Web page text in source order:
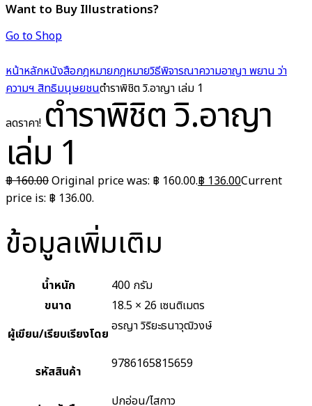
Want to Buy Illustrations?
Go to Shop
หน้าหลักหนังสือกฎหมายกฎหมายวิธีพิจารณาความอาญา พยาน ว่า
ความฯ สิทธิมนุษยชนตำราพิชิต วิ.อาญา เล่ม 1
ลดราคา! ตำราพิชิต วิ.อาญา
เล่ม 1
฿160.00Original price was: ฿ 160.00.฿ 136.00Current
price is: ฿ 136.00.
ข้อมูลเพิ่มเติม
น้ำหนัก
400 กรัม
ขนาด
18.5 × 26 เซนติเมตร
ผู้เขียน/เรียบเรียงโดย อรญา วิริยะธนาวุฒิวงษ์
รหัสสินค้า 9786165815659
ปกอ่อน/ไสกาว